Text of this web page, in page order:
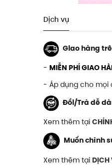
Dịch vụ
Giao hàng
- MIỄN PHÍ GIAO
- Áp dụng cho mọi
Đổi/Trả dễ
Xem thêm tại
Muốn chỉnh
Xem thêm tại DỊCH